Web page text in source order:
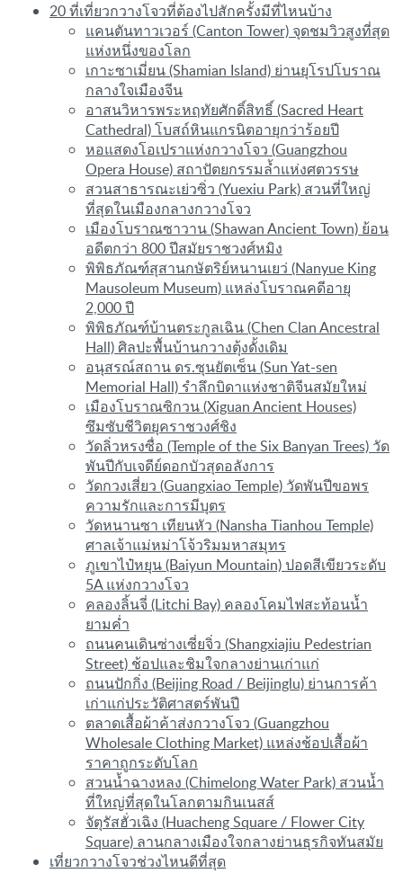
20 ที่เที่ยวกวางโจวที่ต้องไปสักครั้งมีที่ไหนบ้าง
แคนตันทาวเวอร์ (Canton Tower) จุดชมวิวสูงที่สุด
แห่งหนึ่งของโลก
เกาะซาเมี่ยน (Shamian Island) ย่านยุโรปโบราณ
กลางใจเมืองจีน
อาสนวิหารพระหฤทัยศักดิ์สิทธิ์ (Sacred Heart
Cathedral) โบสถ์หินแกรนิตอายุกว่าร้อยปี
หอแสดงโอเปราแห่งกวางโจว (Guangzhou
Opera House) สถาปัตยกรรมล้ำแห่งศตวรรษ
สวนสาธารณะเย่วซิ่ว (Yuexiu Park) สวนที่ใหญ่
ที่สุดในเมืองกลางกวางโจว
เมืองโบราณซาวาน (Shawan Ancient Town) ย้อน
อดีตกว่า 800 ปีสมัยราชวงศ์หมิง
พิพิธภัณฑ์สุสานกษัตริย์หนานเยว่ (Nanyue King
Mausoleum Museum) แหล่งโบราณคดีอายุ
2,000 ปี
พิพิธภัณฑ์บ้านตระกูลเฉิน (Chen Clan Ancestral
Hall) ศิลปะพื้นบ้านกวางตุ้งดั้งเดิม
อนุสรณ์สถาน ดร.ซุนยัตเซ็น (Sun Yat-sen
Memorial Hall) รำลึกบิดาแห่งชาติจีนสมัยใหม่
เมืองโบราณซิกวน (Xiguan Ancient Houses)
ซึมซับชีวิตยุคราชวงศ์ชิง
วัดลิ่วหรงซื่อ (Temple of the Six Banyan Trees) วัด
พันปีกับเจดีย์ดอกบัวสุดอลังการ
วัดกวงเสี่ยว (Guangxiao Temple) วัดพันปีขอพร
ความรักและการมีบุตร
วัดหนานซา เทียนหัว (Nansha Tianhou Temple)
ศาลเจ้าแม่หม่าโจ้วริมมหาสมุทร
ภูเขาไป๋หยุน (Baiyun Mountain) ปอดสีเขียวระดับ
5A แห่งกวางโจว
คลองลิ้นจี่ (Litchi Bay) คลองโคมไฟสะท้อนน้ำ
ยามค่ำ
ถนนคนเดินซ่างเซี่ยจิ่ว (Shangxiajiu Pedestrian
Street) ช้อปและชิมใจกลางย่านเก่าแก่
ถนนปักกิ่ง (Beijing Road / Beijinglu) ย่านการค้า
เก่าแก่ประวัติศาสตร์พันปี
ตลาดเสื้อผ้าค้าส่งกวางโจว (Guangzhou
Wholesale Clothing Market) แหล่งช้อปเสื้อผ้า
ราคาถูกระดับโลก
สวนน้ำฉางหลง (Chimelong Water Park) สวนน้ำ
ที่ใหญ่ที่สุดในโลกตามกินเนสส์
จัตุรัสฮั่วเฉิง (Huacheng Square / Flower City
Square) ลานกลางเมืองใจกลางย่านธุรกิจทันสมัย
เที่ยวกวางโจวช่วงไหนดีที่สุด